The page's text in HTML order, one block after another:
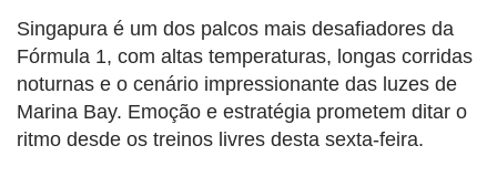
Singapura é um dos palcos mais desafiadores da
Fórmula 1, com altas temperaturas, longas corridas
noturnas e o cenário impressionante das luzes de
Marina Bay. Emoção e estratégia prometem ditar o
ritmo desde os treinos livres desta sexta-feira.